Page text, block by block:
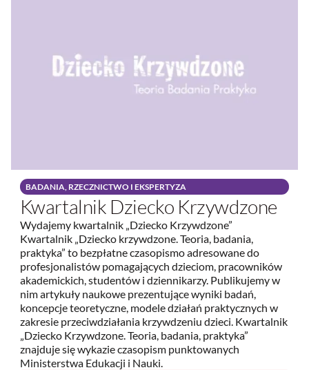
BADANIA, RZECZNICTWO I EKSPERTYZA
Kwartalnik Dziecko Krzywdzone
Wydajemy kwartalnik „Dziecko Krzywdzone”
Kwartalnik „Dziecko krzywdzone. Teoria, badania,
praktyka” to bezpłatne czasopismo adresowane do
profesjonalistów pomagających dzieciom, pracowników
akademickich, studentów i dziennikarzy. Publikujemy w
nim artykuły naukowe prezentujące wyniki badań,
koncepcje teoretyczne, modele działań praktycznych w
zakresie przeciwdziałania krzywdzeniu dzieci. Kwartalnik
„Dziecko Krzywdzone. Teoria, badania, praktyka”
znajduje się wykazie czasopism punktowanych
Ministerstwa Edukacji i Nauki.